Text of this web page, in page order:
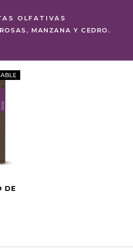
OLFATIVAS
MANZANA Y CEDRO.
DE